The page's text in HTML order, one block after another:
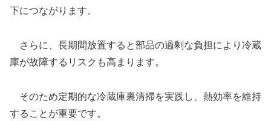
下につながります。
さらに、長期間放置すると部品の過剰な負担により冷蔵
庫が故障するリスクも高まります。
そのため定期的な冷蔵庫裏清掃を実践し、熱効率を維持
することが重要です。